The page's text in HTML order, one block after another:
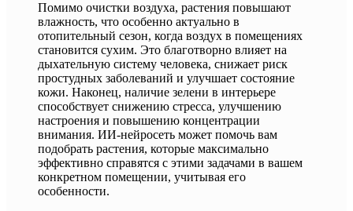
Помимо очистки воздуха, растения повышают
влажность, что особенно актуально в
отопительный сезон, когда воздух в помещениях
становится сухим. Это благотворно влияет на
дыхательную систему человека, снижает риск
простудных заболеваний и улучшает состояние
кожи. Наконец, наличие зелени в интерьере
способствует снижению стресса, улучшению
настроения и повышению концентрации
внимания. ИИ-нейросеть может помочь вам
подобрать растения, которые максимально
эффективно справятся с этими задачами в вашем
конкретном помещении, учитывая его
особенности.